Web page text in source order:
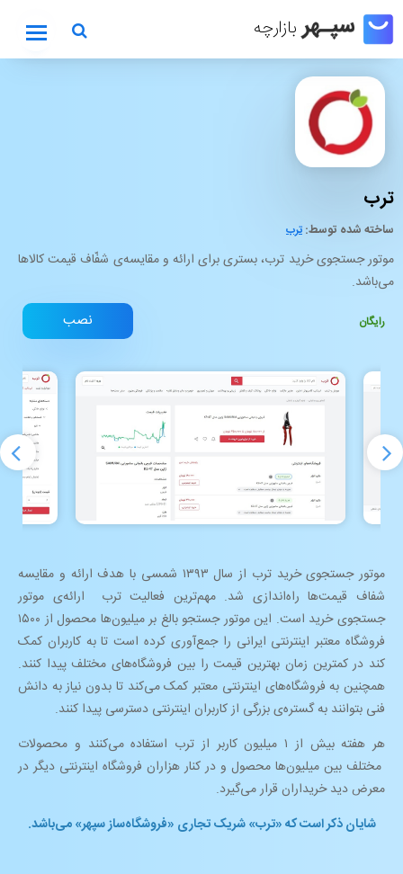
بازارچه
ترب
ساخته شده توسط: ترب
موتور جستجوی خرید ترب، بستری برای ارائه و مقایسه‌ی شفّاف قیمت‌ کالاها
می‌باشد.
نصب
موتور جستجوی خرید ترب از سال ۱۳۹۳ شمسی با هدف ارائه و مقایسه
شفاف قیمت‌ها راه‌اندازی شد. مهم‌ترین فعالیت ترب ارائه‌ی موتور
جستجوی خرید است. این موتور جستجو بالغ بر میلیون‌ها محصول از ۱۵۰۰
فروشگاه معتبر اینترنتی ایرانی را جمع‌آوری کرده است تا به کاربران کمک
کند در کمترین زمان بهترین قیمت را بین فروشگاه‌های مختلف پیدا کنند.
همچنین به فروشگاه‌های اینترنتی معتبر کمک می‌کند تا بدون نیاز به دانش
فنی بتوانند به گستره‌ی بزرگی از کاربران اینترنتی دسترسی پیدا کنند.
هر هفته بیش از ۱ میلیون کاربر از ترب استفاده می‌کنند و محصولات
مختلف بین میلیون‌ها محصول و در کنار هزاران فروشگاه اینترنتی دیگر در
معرض دید خریداران قرار می‌گیرد.
شایان ذکر است که «ترب» شریک تجاری «فروشگاه‌ساز سپهر» می‌باشد.